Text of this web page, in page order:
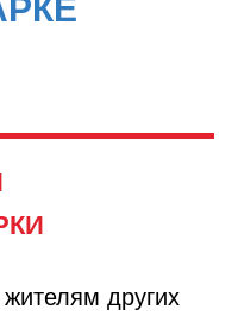
других